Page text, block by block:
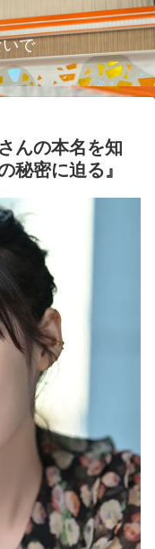
で
んの本名を知
秘密に迫る』